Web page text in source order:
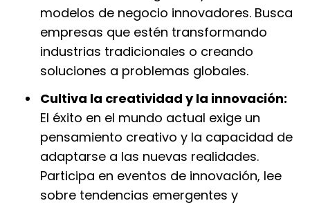
modelos de negocio innovadores. Busca
empresas que estén transformando
industrias tradicionales o creando
soluciones a problemas globales.
Cultiva la creatividad y la innovación:
El éxito en el mundo actual exige un
pensamiento creativo y la capacidad de
adaptarse a las nuevas realidades.
Participa en eventos de innovación, lee
sobre tendencias emergentes y